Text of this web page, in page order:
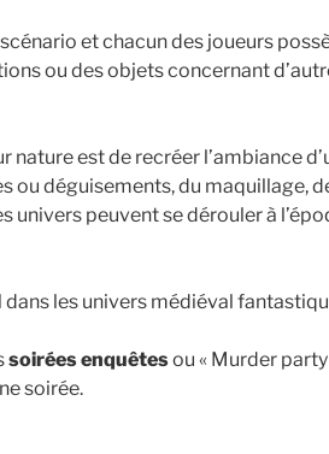
et chacun des joueurs
ou des objets concernant
nature est de recréer l’ambiance
ou déguisements, du maquillage,
univers peuvent se dérouler à
dans les univers médiéval
soirées enquêtesou « Murder
soirée.